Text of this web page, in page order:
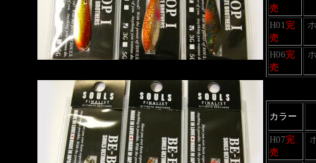
売
H01完
売
H06完
売
カラー
H07完
売